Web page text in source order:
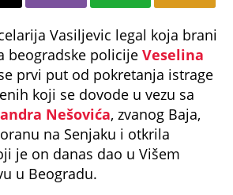
Vasiljevic legal koja brani
beogradske policije Veselina
prvi put od pokretanja istrage
koji se dovode u vezu sa
Nešovića, zvanog Baja,
na Senjaku i otkrila
je on danas dao u Višem
u Beogradu.